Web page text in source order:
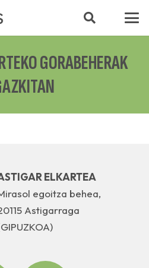
GORABEHERAK
ELKARTEA
egoitza behea,
Astigarraga